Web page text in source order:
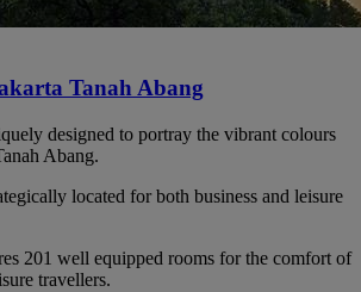
Tanah Abang
designed to portray the vibrant colours
Abang.
located for both business and leisure
201 well equipped rooms for the comfort of
travellers.